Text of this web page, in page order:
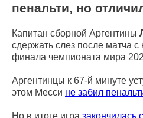
пенальти, но
Капитан сборной Аргентины
сдержать слез после матча
финала чемпионата мира
Аргентинцы к 67-й минуте
этом Месси не забил